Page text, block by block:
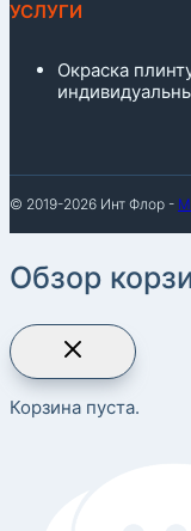
УСЛУГИ
Окраска
© 2019-2026 Инт Флор -
Обзор
Корзина пуста.